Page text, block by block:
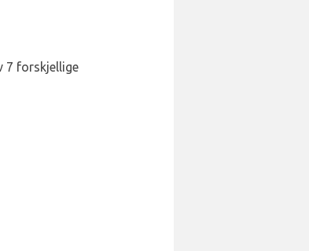
7 forskjellige